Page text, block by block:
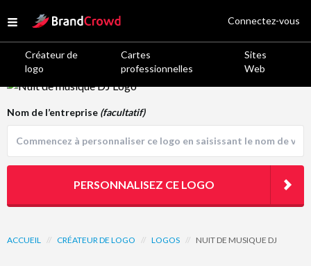
Open menu
Site Logo
Créateur de
logo
Cartes
professionnelles
Sites
Web
Connectez-vous
Logo Template Preview
ACCUEIL // CRÉATEUR DE LOGO // LOGOS // NUIT DE MUSIQUE DJ
Nom de l’entreprise (facultatif)
PERSONNALISEZ CE LOGO